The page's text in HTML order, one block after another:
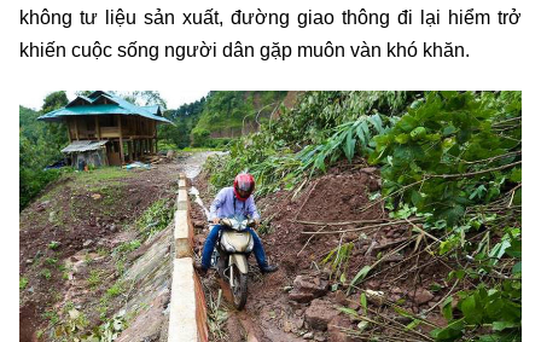
không tư liệu sản xuất, đường giao thông đi lại hiểm trở
khiến cuộc sống người dân gặp muôn vàn khó khăn.